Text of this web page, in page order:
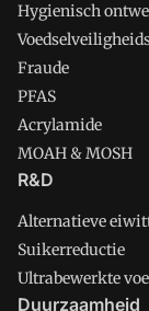
Hygienisch
Fraude
PFAS
Acrylamide
MOAH & MOSH
R&D
Alternatieve
Suikerreductie
Ultrabewerkte
Duurzaamheid